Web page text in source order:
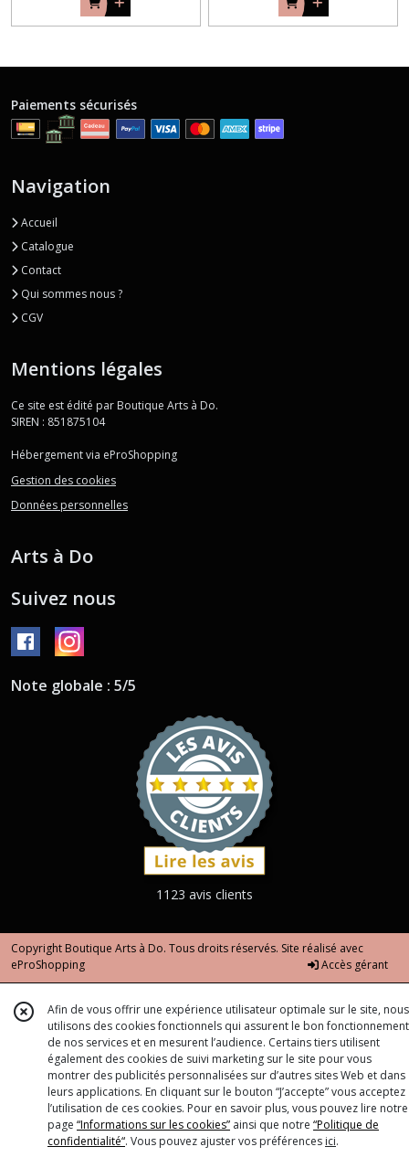
Paiements sécurisés
Navigation
Accueil
Catalogue
Contact
Qui sommes nous ?
CGV
Mentions légales
Ce site est édité par Boutique Arts à Do.
SIREN : 851875104
Hébergement via eProShopping
Gestion des cookies
Données personnelles
Arts à Do
Suivez nous
Note globale : 5/5
1123 avis clients
Copyright Boutique Arts à Do. Tous droits réservés. Site réalisé avec
eProShopping
Accès gérant
Afin de vous offrir une expérience utilisateur optimale sur le site, nous
utilisons des cookies fonctionnels qui assurent le bon fonctionnement
de nos services et en mesurent l’audience. Certains tiers utilisent
également des cookies de suivi marketing sur le site pour vous
montrer des publicités personnalisées sur d’autres sites Web et dans
leurs applications. En cliquant sur le bouton “J’accepte” vous acceptez
l’utilisation de ces cookies. Pour en savoir plus, vous pouvez lire notre
page “Informations sur les cookies” ainsi que notre “Politique de
confidentialité“. Vous pouvez ajuster vos préférences ici.